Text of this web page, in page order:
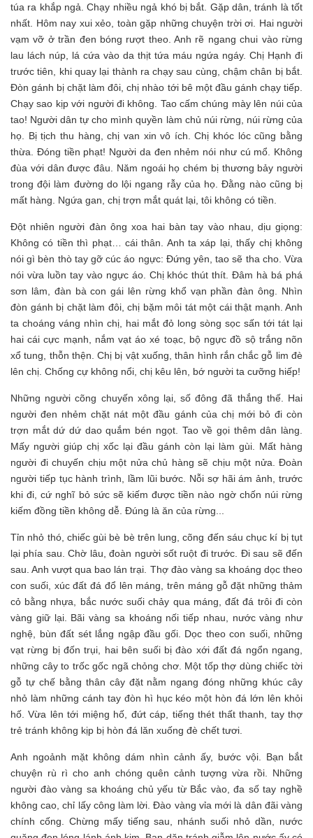
túa ra khắp ngả. Chạy nhiều ngả khó bị bắt. Gặp dân, tránh là tốt
nhất. Hôm nay xui xẻo, toàn gặp những chuyện trời ơi. Hai người
vạm vỡ ở trần đen bóng rượt theo. Anh rẽ ngang chui vào rừng
lau lách núp, lá cứa vào da thịt tứa máu ngứa ngáy. Chị Hạnh đi
trước tiên, khi quay lại thành ra chạy sau cùng, chậm chân bị bắt.
Đòn gánh bị chặt làm đôi, chị nhào tới bê một đầu gánh chạy tiếp.
Chạy sao kịp với người đi không. Tao cấm chúng mày lên núi của
tao! Người dân tự cho mình quyền làm chủ núi rừng, núi rừng của
họ. Bị tịch thu hàng, chị van xin vô ích. Chị khóc lóc cũng bằng
thừa. Đóng tiền phạt! Người da đen nhẻm nói như cú mổ. Không
đùa với dân được đâu. Năm ngoái họ chém bị thương bảy người
trong đội làm đường do lội ngang rẫy của họ. Đằng nào cũng bị
mất hàng. Ngứa gan, chị trợn mắt quát lại, tôi không có tiền.
Đột nhiên người đàn ông xoa hai bàn tay vào nhau, dịu giọng:
Không có tiền thì phạt… cái thân. Anh ta xáp lại, thấy chị không
nói gì bèn thò tay gỡ cúc áo ngực: Đứng yên, tao sẽ tha cho. Vừa
nói vừa luồn tay vào ngực áo. Chị khóc thút thít. Đâm hà bá phá
sơn lâm, đàn bà con gái lên rừng khổ vạn phần đàn ông. Nhìn
đòn gánh bị chặt làm đôi, chị bặm môi tát một cái thật mạnh. Anh
ta choáng váng nhìn chị, hai mắt đỏ long sòng sọc sấn tới tát lại
hai cái cực mạnh, nắm vạt áo xé toạc, bộ ngực đồ sộ trắng nõn
xổ tung, thỗn thện. Chị bị vật xuống, thân hình rắn chắc gỗ lim đè
lên chị. Chống cự không nổi, chị kêu lên, bớ người ta cưỡng hiếp!
Những người cõng chuyến xông lại, số đông đã thắng thế. Hai
người đen nhẻm chặt nát một đầu gánh của chị mới bỏ đi còn
trợn mắt dứ dứ dao quắm bén ngọt. Tao về gọi thêm dân làng.
Mấy người giúp chị xốc lại đầu gánh còn lại làm gùi. Mất hàng
người đi chuyến chịu một nửa chủ hàng sẽ chịu một nửa. Đoàn
người tiếp tục hành trình, lầm lũi bước. Nỗi sợ hãi ám ảnh, trước
khi đi, cứ nghĩ bỏ sức sẽ kiếm được tiền nào ngờ chốn núi rừng
kiếm đồng tiền không dễ. Đúng là ăn của rừng...
Tỉn nhỏ thó, chiếc gùi bè bè trên lung, cõng đến sáu chục kí bị tụt
lại phía sau. Chờ lâu, đoàn người sốt ruột đi trước. Đi sau sẽ đến
sau. Anh vượt qua bao lán trại. Thợ đào vàng sa khoáng dọc theo
con suối, xúc đất đá đổ lên máng, trên máng gỗ đặt những thảm
cỏ bằng nhựa, bắc nước suối chảy qua máng, đất đá trôi đi còn
vàng giữ lại. Bãi vàng sa khoáng nối tiếp nhau, nước vàng như
nghệ, bùn đất sét lắng ngập đầu gối. Dọc theo con suối, những
vạt rừng bị đốn trụi, hai bên suối bị đào xới đất đá ngổn ngang,
những cây to trốc gốc ngã chỏng chơ. Một tốp thợ dùng chiếc tời
gỗ tự chế bằng thân cây đặt nằm ngang đóng những khúc cây
nhỏ làm những cánh tay đòn hì hục kéo một hòn đá lớn lên khỏi
hố. Vừa lên tới miệng hố, đứt cáp, tiếng thét thất thanh, tay thợ
trẻ tránh không kịp bị hòn đá lăn xuống đè chết tươi.
Anh ngoảnh mặt không dám nhìn cảnh ấy, bước vội. Bạn bắt
chuyện rù rì cho anh chóng quên cảnh tượng vừa rồi. Những
người đào vàng sa khoáng chủ yếu từ Bắc vào, đa số tay nghề
không cao, chỉ lấy công làm lời. Đào vàng vỉa mới là dân đãi vàng
chính cống. Chừng mấy tiếng sau, nhánh suối nhỏ dần, nước